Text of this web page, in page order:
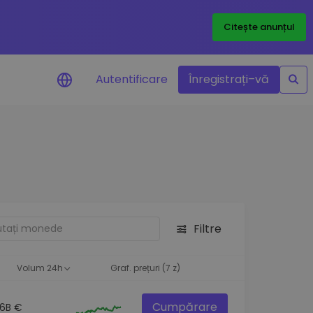
Citește anunțul
Autentificare Înregistrați–vă
Filtre
Volum 24h Graf. prețuri (7 z)
€ Cumpărare